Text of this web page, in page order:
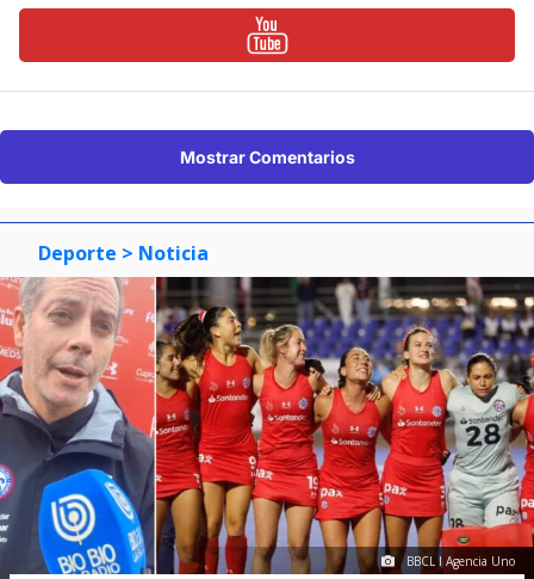
Mostrar Comentarios
Deporte > Noticia
BBCL I Agencia Uno